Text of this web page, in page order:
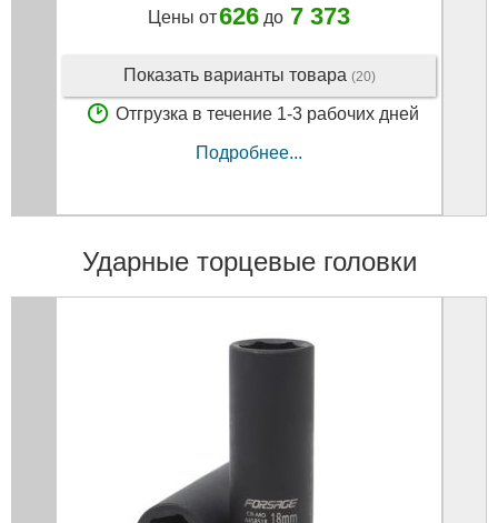
Цены от626 до 7 373
Показать варианты товара (20)
Отгрузка в течение 1-3 рабочих дней
Подробнее...
Ударные торцевые головки